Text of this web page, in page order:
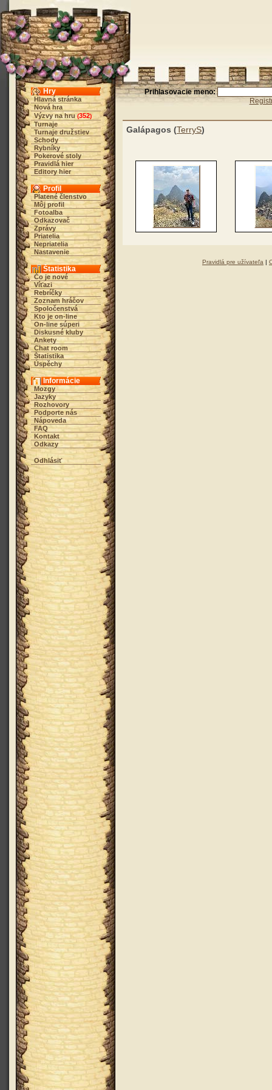
Hry
Hlavná stránka
Nová hra
Výzvy na hru (352)
Turnaje
Turnaje družstiev
Schody
Rybníky
Pokerové stoly
Pravidlá hier
Editory hier
Profil
Platené členstvo
Môj profil
Fotoalba
Odkazovač
Zprávy
Priatelia
Nepriatelia
Nastavenie
Štatistika
Čo je nové
Víťazi
Rebríčky
Zoznam hráčov
Spoločenstvá
Kto je on-line
On-line súperi
Diskusné kluby
Ankety
Chat room
Štatistika
Úspěchy
Informácie
Mozgy
Jazyky
Rozhovory
Podporte nás
Nápoveda
FAQ
Kontakt
Odkazy
Odhlásiť
Prihlasovacie meno:
Galápagos (TerryS)
Pravidlá pre užívateľa |